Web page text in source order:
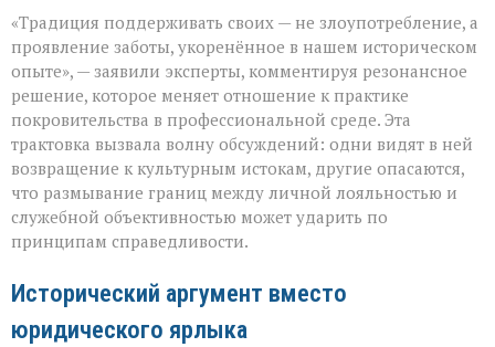
не
только
но
и
пропуск?» — о
новом
взгляде
на
кумовство
«Традиция поддерживать своих — не злоупотребление, а
проявление заботы, укоренённое в нашем историческом
опыте», — заявили эксперты, комментируя резонансное
решение, которое меняет отношение к практике
покровительства в профессиональной среде. Эта
трактовка вызвала волну обсуждений: одни видят в ней
возвращение к культурным истокам, другие опасаются,
что размывание границ между личной лояльностью и
служебной объективностью может ударить по
принципам справедливости.
Исторический аргумент вместо
юридического ярлыка